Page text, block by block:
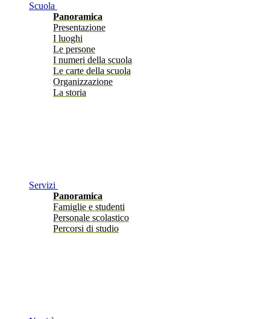
Scuola
Panoramica
Presentazione
I luoghi
Le persone
I numeri della scuola
Le carte della scuola
Organizzazione
La storia
Servizi
Panoramica
Famiglie e studenti
Personale scolastico
Percorsi di studio